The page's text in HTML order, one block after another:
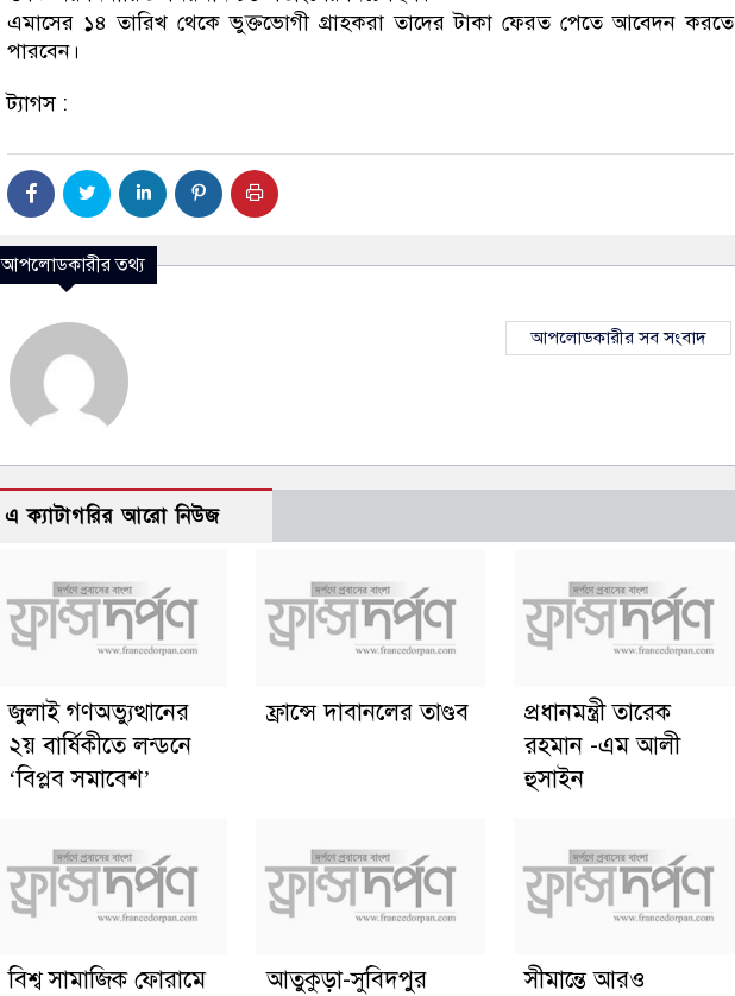
এমাসের ১৪ তারিখ থেকে ভুক্তভোগী গ্রাহকরা তাদের টাকা ফেরত পেতে আবেদন করতে
পারবেন।
ট্যাগস :
আপলোডকারীর তথ্য
আপলোডকারীর সব সংবাদ
এ ক্যাটাগরির আরো নিউজ
জুলাই গণঅভ্যুত্থানের
২য় বার্ষিকীতে লন্ডনে
‘বিপ্লব সমাবেশ’
ফ্রান্সে দাবানলের তাণ্ডব
প্রধানমন্ত্রী তারেক
রহমান -এম আলী
হুসাইন
বিশ্ব সামাজিক ফোরামে
আতুকুড়া-সুবিদপুর
সীমান্তে আরও